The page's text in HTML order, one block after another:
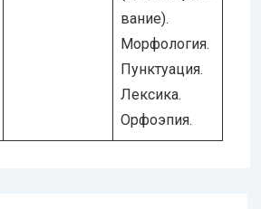
вание).
Морфология.
Пунктуация.
Лексика.
Орфоэпия.